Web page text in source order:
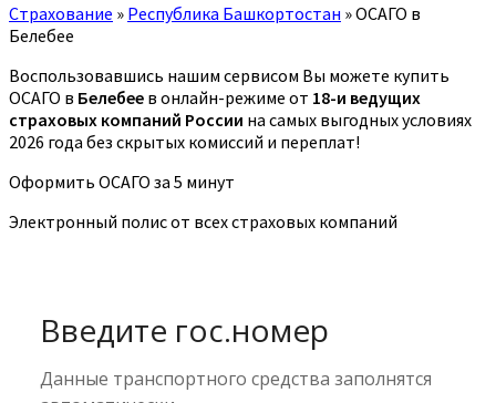
Страхование » Республика Башкортостан »ОСАГО в
Белебее
Воспользовавшись нашим сервисом Вы можете купить
ОСАГО в Белебее в онлайн-режиме от 18-и ведущих
страховых компаний России на самых выгодных условиях
2026 года без скрытых комиссий и переплат!
Оформить ОСАГО за 5 минут
Электронный полис от всех страховых компаний